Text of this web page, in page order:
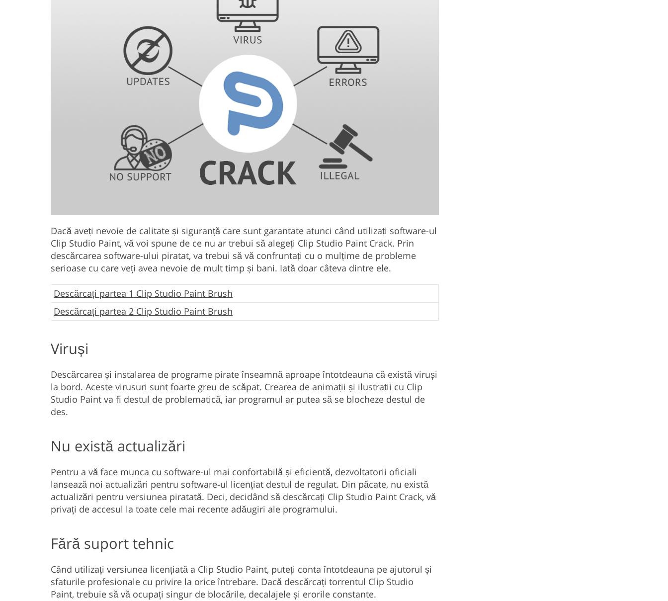
Dacă aveți nevoie de calitate și siguranță care sunt garantate atunci când utilizați software-ul
Clip Studio Paint, vă voi spune de ce nu ar trebui să alegeți Clip Studio Paint Crack. Prin
descărcarea software-ului piratat, va trebui să vă confruntați cu o mulțime de probleme
serioase cu care veți avea nevoie de mult timp și bani. Iată doar câteva dintre ele.
Descărcați partea 1 Clip Studio Paint Brush
Descărcați partea 2 Clip Studio Paint Brush
Viruși
Descărcarea și instalarea de programe pirate înseamnă aproape întotdeauna că există viruși
la bord. Aceste virusuri sunt foarte greu de scăpat. Crearea de animații și ilustrații cu Clip
Studio Paint va fi destul de problematică, iar programul ar putea să se blocheze destul de
des.
Nu există actualizări
Pentru a vă face munca cu software-ul mai confortabilă și eficientă, dezvoltatorii oficiali
lansează noi actualizări pentru software-ul licențiat destul de regulat. Din păcate, nu există
actualizări pentru versiunea piratată. Deci, decidând să descărcați Clip Studio Paint Crack, vă
privați de accesul la toate cele mai recente adăugiri ale programului.
Fără suport tehnic
Când utilizați versiunea licențiată a Clip Studio Paint, puteți conta întotdeauna pe ajutorul și
sfaturile profesionale cu privire la orice întrebare. Dacă descărcați torrentul Clip Studio
Paint, trebuie să vă ocupați singur de blocările, decalajele și erorile constante.